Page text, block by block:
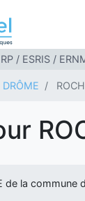
/ ESRIS /
DRÔME
de la commune